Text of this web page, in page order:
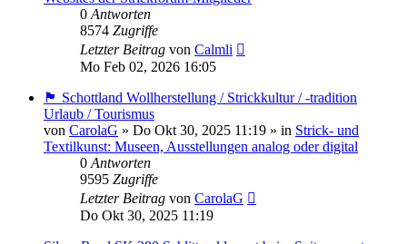
0 Antworten
8574 Zugriffe
Letzter Beitrag von Calmli
Mo Feb 02, 2026 16:05
🏴󠁧󠁢󠁳󠁣󠁴󠁿 Schottland Wollherstellung / Strickkultur / -tradition
Urlaub / Tourismus
von CarolaG » Do Okt 30, 2025 11:19 » in Strick- und
Textilkunst: Museen, Ausstellungen analog oder digital
0 Antworten
9595 Zugriffe
Letzter Beitrag von CarolaG
Do Okt 30, 2025 11:19